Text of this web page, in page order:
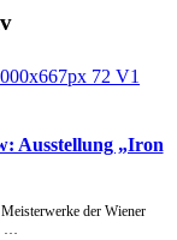
Ausstellung „Iron
der Wiener
…